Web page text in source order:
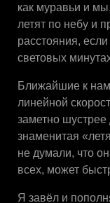
как муравьи и
летят по небу и
расстояния,
световых
Ближайшие к нам
линейной
заметно
знаменитая
не думали, что
всех, может
Я завёл и